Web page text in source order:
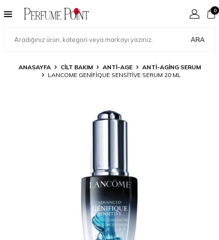
ARA
0
ANASAYFA CILT BAKIM ANTI-AGE
ANTI-AGING SERUM
LANCOME GENIFIQUE SENSITIVE SERUM 20 ML